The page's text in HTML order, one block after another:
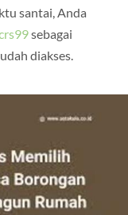
santai, Anda
sebagai
diakses.